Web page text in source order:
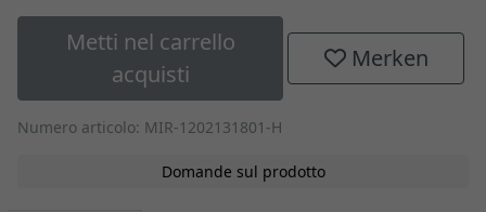
Metti nel carrello
acquisti
Merken
Numero articolo: MIR-1202131801-H
Domande sul prodotto